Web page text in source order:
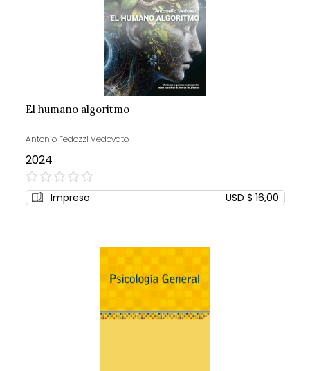
El humano algoritmo
Antonio Fedozzi Vedovato
2024
0%
Impreso USD $ 16,00